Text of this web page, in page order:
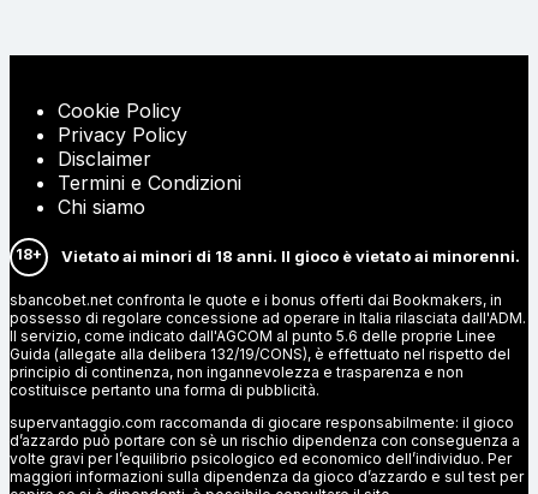
Cookie Policy
Privacy Policy
Disclaimer
Termini e Condizioni
Chi siamo
18+ Vietato ai minori di 18 anni. Il gioco è vietato ai minorenni.
sbancobet.net confronta le quote e i bonus offerti dai Bookmakers, in
possesso di regolare concessione ad operare in Italia rilasciata dall'ADM.
Il servizio, come indicato dall'AGCOM al punto 5.6 delle proprie Linee
Guida (allegate alla delibera 132/19/CONS), è effettuato nel rispetto del
principio di continenza, non ingannevolezza e trasparenza e non
costituisce pertanto una forma di pubblicità.
supervantaggio.com raccomanda di giocare responsabilmente: il gioco
d’azzardo può portare con sè un rischio dipendenza con conseguenza a
volte gravi per l’equilibrio psicologico ed economico dell’individuo. Per
maggiori informazioni sulla dipendenza da gioco d’azzardo e sul test per